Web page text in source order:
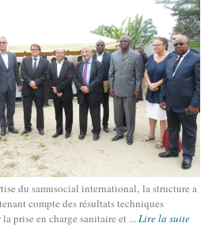
du samusocial international, la structure a
compte des résultats techniques
la prise en charge sanitaire et ...Lire la suite